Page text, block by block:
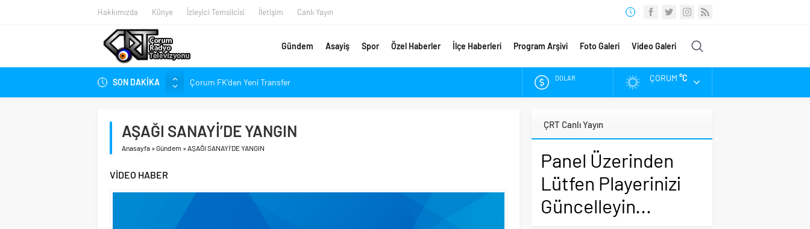
Hakkımızda Künye İzleyici Temsilcisi İletişim Canlı Yayın
Gündem Asayiş Spor Özel Haberler İlçe Haberleri Program Arşivi Foto Galeri Video Galeri
SON DAKİKA
Çorum FK’den Yeni Transfer
Çorum’da Ailelere Ücretsiz Danışmanlık Desteği
Arca Çorum FK’nin Kasımpaşa ve Beşiktaş Maçı Tarihleri Belli Oldu
Arca Çorum FK’nin Hazırlık Maçı Karnesi
Dünya Şampiyonu Çorum’da Coşkuyla Karşılandı
DOLAR
ALTIN
BIST
ÇORUM °C
AŞAĞI SANAYİ’DE YANGIN
Anasayfa »Gündem »AŞAĞI SANAYİ’DE YANGIN
VİDEO HABER
ÇRT Canlı Yayın
Panel Üzerinden
Lütfen Playerinizi
Güncelleyin...